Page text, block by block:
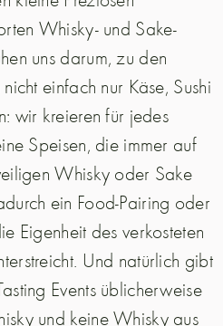
Whisky- und Sake-
uns darum, zu den
einfach nur Käse, Sushi
wir kreieren für jedes
Speisen, die immer auf
Whisky oder Sake
ein Food-Pairing oder
Eigenheit des verkosteten
Und natürlich gibt
Events üblicherweise
und keine Whisky aus